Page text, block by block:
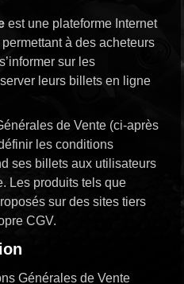
est une plateforme Internet
à des acheteurs
sur les
leurs billets en ligne
de Vente (ci-après
les conditions
ses billets aux utilisateurs
Les produits tels que
sur des sites tiers
CGV.
Générales de Vente